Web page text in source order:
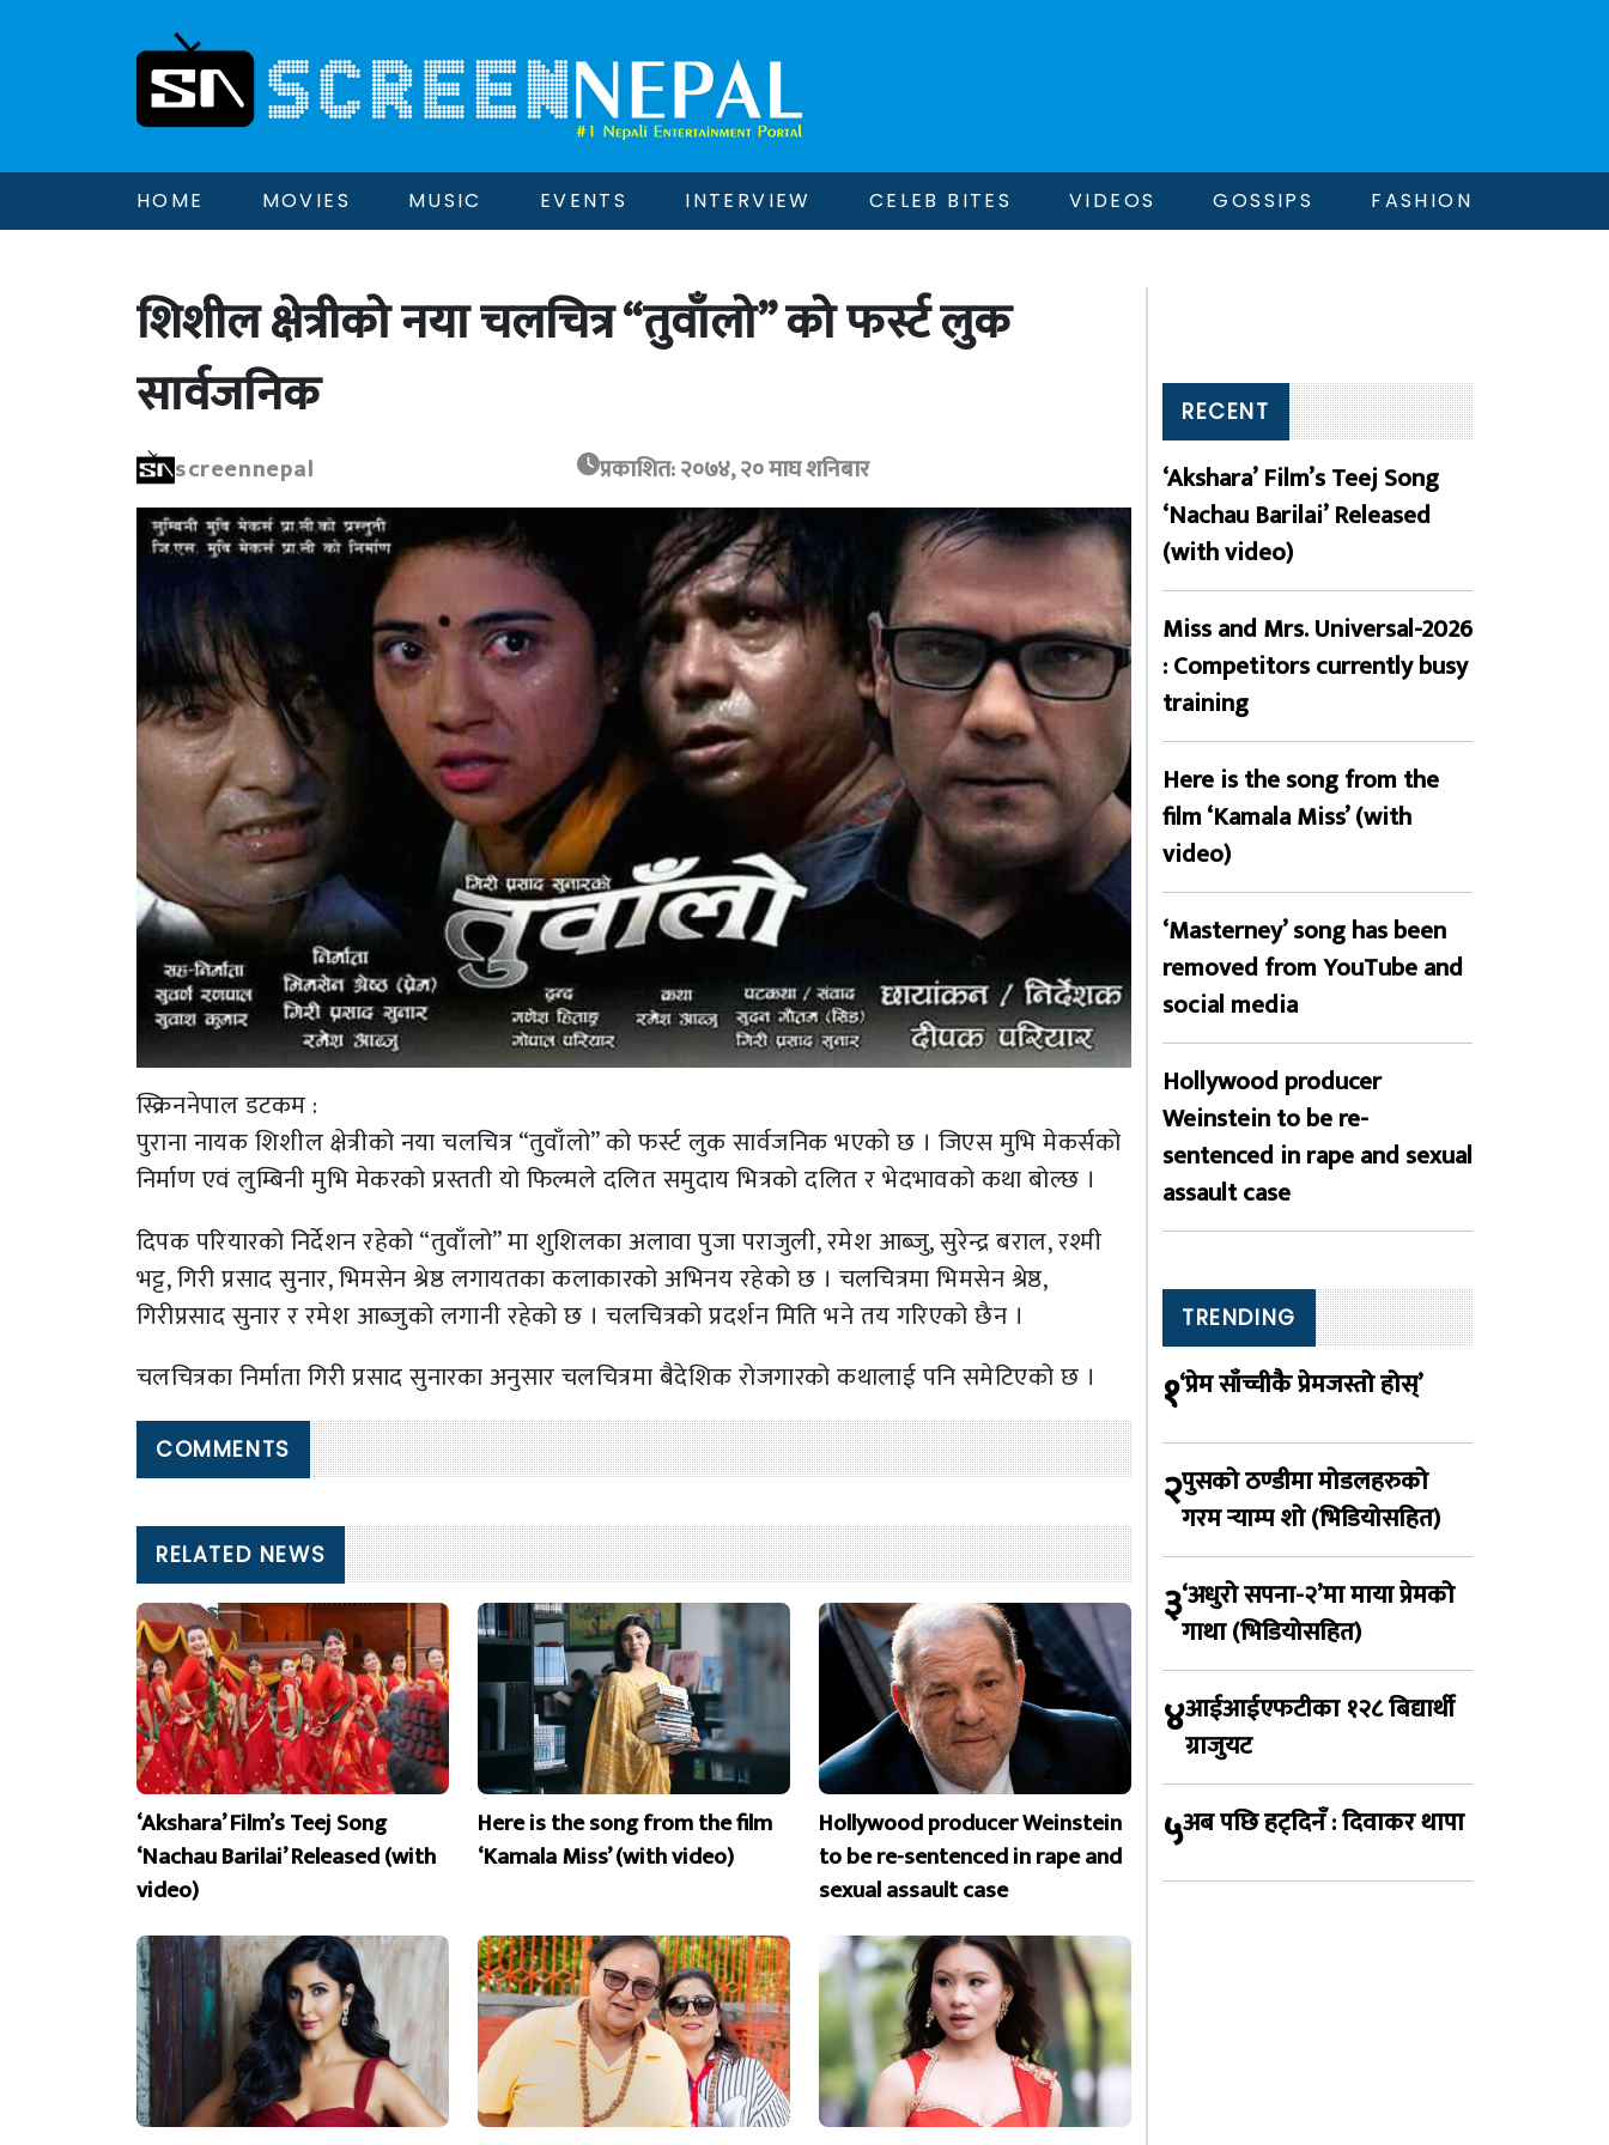
HOME MOVIES MUSIC EVENTS INTERVIEW CELEB BITES VIDEOS GOSSIPS FASHION
शिशील क्षेत्रीको नया चलचित्र “तुवाँलो” को फर्स्ट लुक
सार्वजनिक
screennepal प्रकाशित: २०७४, २० माघ शनिबार
स्क्रिननेपाल डटकम :
पुराना नायक शिशील क्षेत्रीको नया चलचित्र “तुवाँलो” को फर्स्ट लुक सार्वजनिक भएको छ । जिएस मुभि मेकर्सको
निर्माण एवं लुम्बिनी मुभि मेकरको प्रस्तती यो फिल्मले दलित समुदाय भित्रको दलित र भेदभावको कथा बोल्छ ।
दिपक परियारको निर्देशन रहेको “तुवाँलो” मा शुशिलका अलावा पुजा पराजुली, रमेश आब्जु, सुरेन्द्र बराल, रश्मी
भट्ट, गिरी प्रसाद सुनार, भिमसेन श्रेष्ठ लगायतका कलाकारको अभिनय रहेको छ । चलचित्रमा भिमसेन श्रेष्ठ,
गिरीप्रसाद सुनार र रमेश आब्जुको लगानी रहेको छ । चलचित्रको प्रदर्शन मिति भने तय गरिएको छैन ।
चलचित्रका निर्माता गिरी प्रसाद सुनारका अनुसार चलचित्रमा बैदेशिक रोजगारको कथालाई पनि समेटिएको छ ।
COMMENTS
RELATED NEWS
‘Akshara’ Film’s Teej Song
‘Nachau Barilai’ Released (with
video)
Here is the song from the film
‘Kamala Miss’ (with video)
Hollywood producer Weinstein
to be re-sentenced in rape and
sexual assault case
RECENT
‘Akshara’ Film’s Teej Song
‘Nachau Barilai’ Released
(with video)
Miss and Mrs. Universal-2026
: Competitors currently busy
training
Here is the song from the
film ‘Kamala Miss’ (with
video)
‘Masterney’ song has been
removed from YouTube and
social media
Hollywood producer
Weinstein to be re-
sentenced in rape and sexual
assault case
TRENDING
१‘प्रेम साँच्चीकै प्रेमजस्तो होस्’
२पुसको ठण्डीमा मोडलहरुको
गरम र्‍याम्प शो (भिडियोसहित)
३‘अधुरो सपना-२’मा माया प्रेमको
गाथा (भिडियोसहित)
४आईआईएफटीका १२८ बिद्यार्थी
ग्राजुयट
५अब पछि हट्दिनँ : दिवाकर थापा